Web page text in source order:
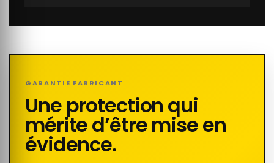
GARANTIE FABRICANT
Une protection qui
mérite d’être mise en
évidence.